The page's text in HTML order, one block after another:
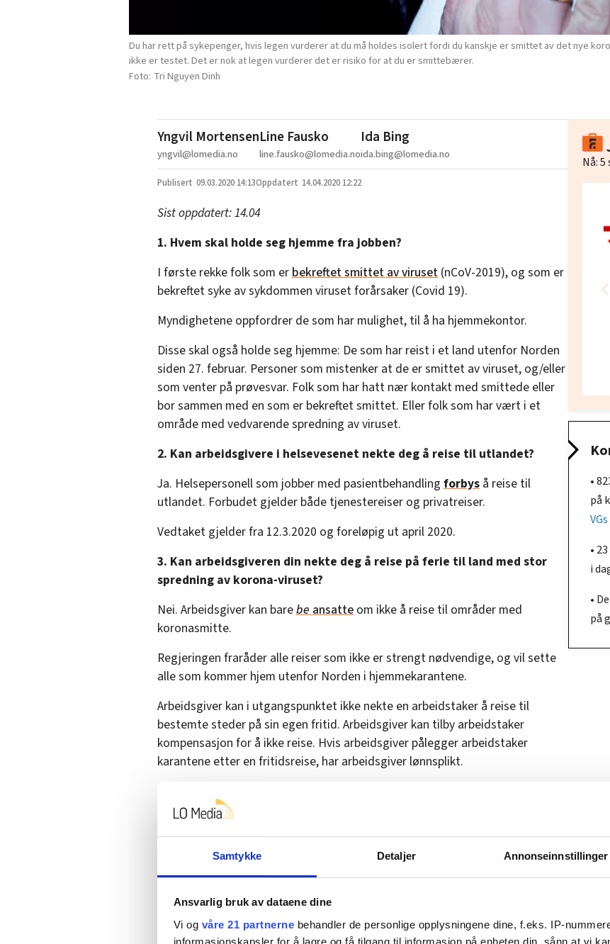
Samtykke Detaljer Annonseinnstillinger
Ansvarlig bruk av dataene dine
Vi og våre 21 partnerne behandler de personlige opplysningene dine, f.eks. IP-
informasjonskapsler for å lagre og få tilgang til informasjon på enheten din, sånn at vi
Du har rett på sykepenger, hvis legen vurderer at du må holdes isolert fordi du kanskje er smittet av det nye
ikke er testet. Det er nok at legen vurderer det er risiko for at du er smittebærer.
Tri Nguyen Dinh
Yngvil Mortensen
yngvil@lomedia.no
Line Fausko
line.fausko@lomedia.no
Ida Bing
ida.bing@lomedia.no
09.03.2020 14:13 14.04.2020 12:22
Sist oppdatert: 14.04
1. Hvem skal holde seg hjemme fra jobben?
I første rekke folk som erbekreftet smittet av viruset (nCoV-2019), og som er
bekreftet syke av sykdommen viruset forårsaker (Covid 19).
Myndighetene oppfordrer de som har mulighet, til å ha hjemmekontor.
Disse skal også holde seg hjemme: De som har reist i et land utenfor Norden
siden 27. februar. Personer som mistenker at de er smittet av viruset, og/eller
som venter på prøvesvar. Folk som har hatt nær kontakt med smittede eller
bor sammen med en som er bekreftet smittet. Eller folk som har vært i et
område med vedvarende spredning av viruset.
2. Kan arbeidsgivere i helsevesenet nekte deg å reise til utlandet?
Ja. Helsepersonell som jobber med pasientbehandling forbys å reise til
utlandet. Forbudet gjelder både tjenestereiser og privatreiser.
Vedtaket gjelder fra 12.3.2020 og foreløpig ut april 2020.
3. Kan arbeidsgiveren din nekte deg å reise på ferie til land med stor
spredning av korona-viruset?
Nei. Arbeidsgiver kan barebeansatte om ikke å reise til områder med
koronasmitte.
Regjeringen fraråder alle reiser som ikke er strengt nødvendige, og vil sette
alle som kommer hjem utenfor Norden i hjemmekarantene.
Arbeidsgiver kan i utgangspunktet ikke nekte en arbeidstaker å reise til
bestemte steder på sin egen fritid. Arbeidsgiver kan tilby arbeidstaker
kompensasjon for å ikke reise. Hvis arbeidsgiver pålegger arbeidstaker
karantene etter en fritidsreise, har arbeidsgiver lønnsplikt.
Ja, hvis du har vært på reise siden 27. februar i et land utenfor Norden, skal du
holde deg hjemme i 14 dager.
andre.
5. Hva gjør jeg hvis jeg tror jeg er smittet?Da skal du holde deg hjemme
Nå:5
•
på
•
i
•
på